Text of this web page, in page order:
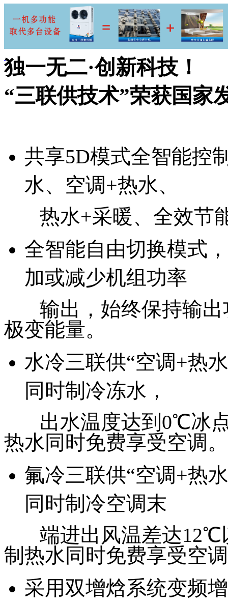
独一无二·创新科技！
“三联供技术”荣获国家
共享5D模式全智能控
水、空调+热水、
热水+采暖、全效节
全智能自由切换模式
加或减少机组功率
输出，始终保持输出
极变能量。
水冷三联供“空调+热
同时制冷冻水，
出水温度达到0℃冰点
热水同时免费享受空调。
氟冷三联供“空调+热
同时制冷空调末
端进出风温差达12℃
制热水同时免费享受空
采用双增焓系统变频